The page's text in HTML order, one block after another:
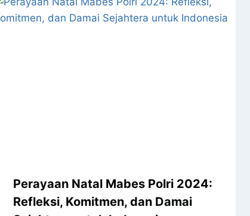
Perayaan Natal Mabes Polri 2024:
Refleksi, Komitmen, dan Damai